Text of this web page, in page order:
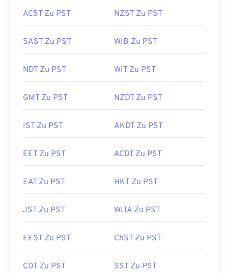
ACST Zu PST NZST Zu PST
SAST Zu PST WIB Zu PST
NDT Zu PST WIT Zu PST
GMT Zu PST NZDT Zu PST
IST Zu PST AKDT Zu PST
EET Zu PST ACDT Zu PST
EAT Zu PST HKT Zu PST
JST Zu PST WITA Zu PST
EEST Zu PST ChST Zu PST
CDT Zu PST SST Zu PST